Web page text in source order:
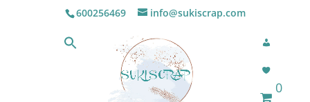
600256469 info@sukiscrap.com
0